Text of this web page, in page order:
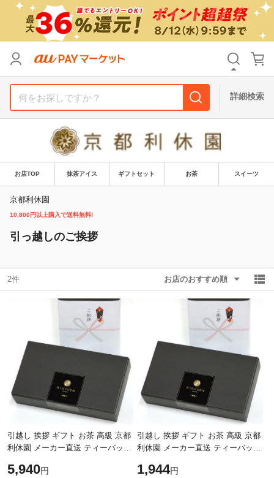
詳細検索
お店TOP 抹茶アイス ギフトセット お茶 スイーツ
京都利休園
10,800円以上購入で送料無料!
引っ越しのご挨拶
2件 お店のおすすめ順
引越し 挨拶 ギフト お茶 高級 京都
利休園 メーカー直送 ティーバッグ
付き 5セット お茶ギフト 煎茶
5,940円
引越し 挨拶 ギフト お茶 高級 京都
利休園 メーカー直送 ティーバッグ
付き 1セット お茶ギフト 煎茶
1,944円
支払い方法
その他の条件
送料無料 タイムセール
Pontaパス特典対象すべて
リセット
支払い方法
その他の条件
送料無料 タイムセール
Pontaパス特典対象すべて